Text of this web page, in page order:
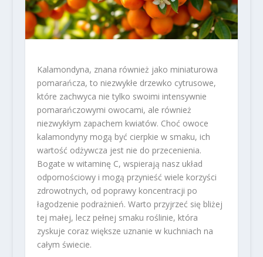
Kalamondyna, znana również jako miniaturowa
pomarańcza, to niezwykłe drzewko cytrusowe,
które zachwyca nie tylko swoimi intensywnie
pomarańczowymi owocami, ale również
niezwykłym zapachem kwiatów. Choć owoce
kalamondyny mogą być cierpkie w smaku, ich
wartość odżywcza jest nie do przecenienia.
Bogate w witaminę C, wspierają nasz układ
odpornościowy i mogą przynieść wiele korzyści
zdrowotnych, od poprawy koncentracji po
łagodzenie podrażnień. Warto przyjrzeć się bliżej
tej małej, lecz pełnej smaku roślinie, która
zyskuje coraz większe uznanie w kuchniach na
całym świecie.